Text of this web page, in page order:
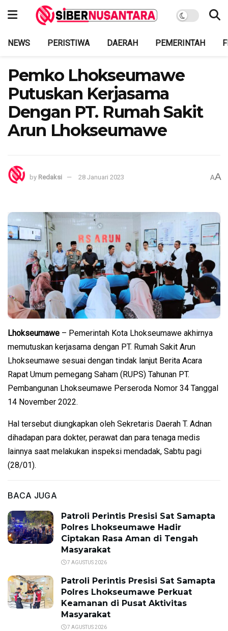
NEWS PERISTIWA DAERAH PEMERINTAH
Pemko Lhokseumawe
Putuskan Kerjasama
Dengan PT. Rumah Sakit
Arun Lhokseumawe
by Redaksi 28 Januari 2023 AA
Lhokseumawe – Pemerintah Kota Lhokseumawe akhirnya
memutuskan kerjasama dengan PT. Rumah Sakit Arun
Lhokseumawe sesuai dengan tindak lanjut Berita Acara
Rapat Umum pemegang Saham (RUPS) Tahunan PT.
Pembangunan Lhokseumawe Perseroda Nomor 34 Tanggal
14 November 2022.
Hal tersebut diungkapkan oleh Sekretaris Daerah T. Adnan
dihadapan para dokter, perawat dan para tenaga medis
lainnya saat melakukan inspeksi mendadak, Sabtu pagi
(28/01).
BACA JUGA
Patroli Perintis Presisi Sat Samapta
Polres Lhokseumawe Hadir
Ciptakan Rasa Aman di Tengah
Masyarakat
7 AGUSTUS 2026
Patroli Perintis Presisi Sat Samapta
Polres Lhokseumawe Perkuat
Keamanan di Pusat Aktivitas
Masyarakat
7 AGUSTUS 2026